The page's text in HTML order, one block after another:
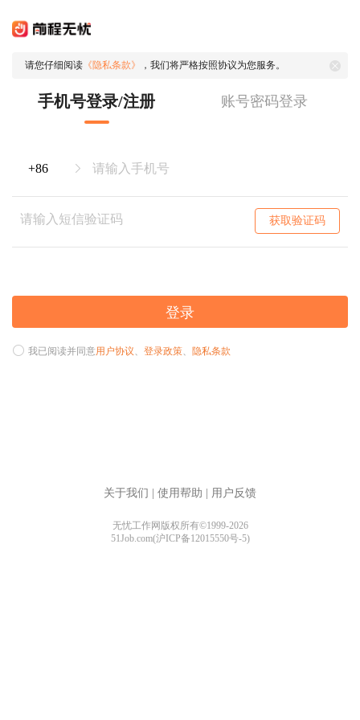
请您仔细阅读 《隐私条款》 ，我们将严格按照协议为您服务。
手机号登录/注册 账号密码登录
获取验证码
登录
我已阅读并同意用户协议、 登录政策、 隐私条款
关于我们 使用帮助 用户反馈
无忧工作网版权所有©1999-2026
51Job.com(沪ICP备12015550号-5)